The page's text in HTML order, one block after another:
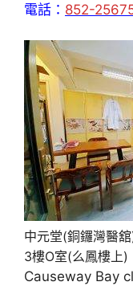
電話： 852-
中元堂(銅鑼灣醫
3樓O室(么鳳樓上)
Causeway Bay